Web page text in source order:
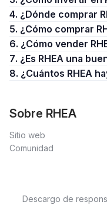
4. ¿Dónde comprar
5. ¿Cómo comprar
6. ¿Cómo vender
7. ¿Es RHEA una
8. ¿Cuántos RHEA
Sobre RHEA
Sitio web
Comunidad
Descargo de